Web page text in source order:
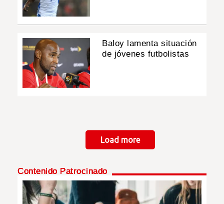
Baloy lamenta situación
de jóvenes futbolistas
Load more
Contenido Patrocinado